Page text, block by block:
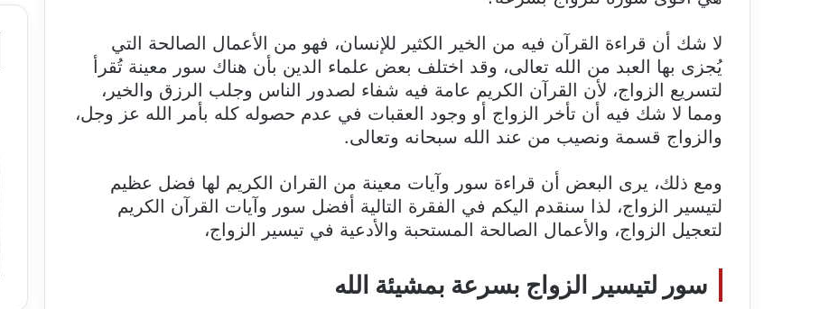
لا شك أن قراءة القرآن فيه من الخير الكثير للإنسان، فهو من الأعمال الصالحة التي
يُجزى بها العبد من الله تعالى، وقد اختلف بعض علماء الدين بأن هناك سور معينة تُقرأ
لتسريع الزواج، لأن القرآن الكريم عامة فيه شفاء لصدور الناس وجلب الرزق والخير،
ومما لا شك فيه أن تأخر الزواج أو وجود العقبات في عدم حصوله كله بأمر الله عز وجل،
والزواج قسمة ونصيب من عند الله سبحانه وتعالى.
ومع ذلك، يرى البعض أن قراءة سور وآيات معينة من القران الكريم لها فضل عظيم
لتيسير الزواج، لذا سنقدم اليكم في الفقرة التالية أفضل سور وآيات القرآن الكريم
لتعجيل الزواج، والأعمال الصالحة المستحبة والأدعية في تيسير الزواج،
سور لتيسير الزواج بسرعة بمشيئة الله